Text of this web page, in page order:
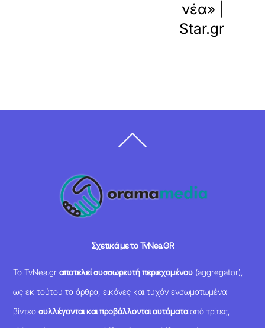
νέα» |
Star.gr
Back
To
Σχετικά με το TvNea.GR
Το TvNea.grαποτελεί συσσωρευτή περιεχομένου (aggregator),
ως εκ τούτου τα άρθρα, εικόνες και τυχόν ενσωματωμένα
βίντεοσυλλέγονται και προβάλλονται αυτόματααπό τρίτες,